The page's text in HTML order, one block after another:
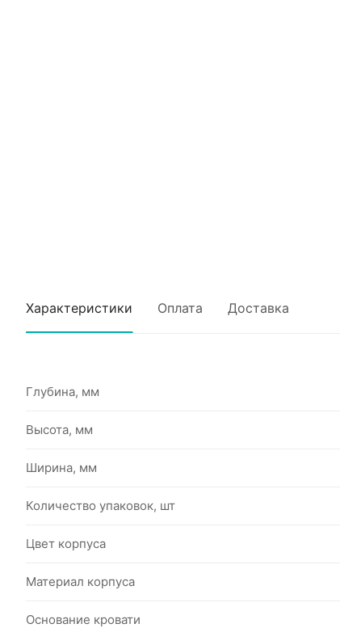
Характеристики Оплата Доставка
Глубина, мм
Высота, мм
Ширина, мм
Количество упаковок, шт
Цвет корпуса
Материал корпуса
Основание кровати